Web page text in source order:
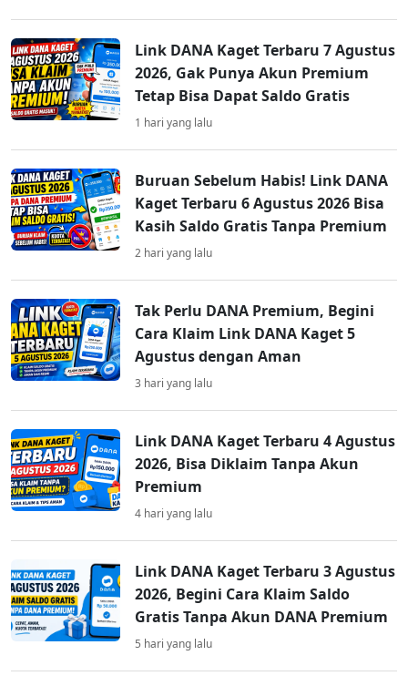
Link DANA Kaget Terbaru 7 Agustus
2026, Gak Punya Akun Premium
Tetap Bisa Dapat Saldo Gratis
1 hari yang lalu
Buruan Sebelum Habis! Link DANA
Kaget Terbaru 6 Agustus 2026 Bisa
Kasih Saldo Gratis Tanpa Premium
2 hari yang lalu
Tak Perlu DANA Premium, Begini
Cara Klaim Link DANA Kaget 5
Agustus dengan Aman
3 hari yang lalu
Link DANA Kaget Terbaru 4 Agustus
2026, Bisa Diklaim Tanpa Akun
Premium
4 hari yang lalu
Link DANA Kaget Terbaru 3 Agustus
2026, Begini Cara Klaim Saldo
Gratis Tanpa Akun DANA Premium
5 hari yang lalu